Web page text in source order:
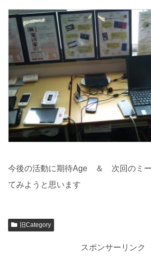
今後の活動に期待Age ＆ 次回のミー
てみようと思います
旧Category
スポンサーリンク